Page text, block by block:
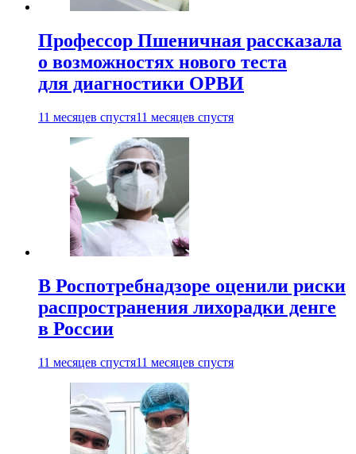
Профессор Пшеничная рассказала
о возможностях нового теста
для диагностики ОРВИ
11 месяцев спустя11 месяцев спустя
В Роспотребнадзоре оценили риски
распространения лихорадки денге
в России
11 месяцев спустя11 месяцев спустя